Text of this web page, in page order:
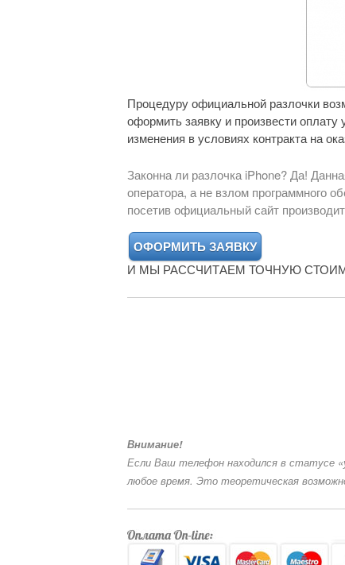
Процедуру официальной разлочки
оформить заявку и произвести
изменения в условиях контракта на
Законна ли разлочка iPhone? Да!
оператора, а не взлом программного
посетив официальный сайт
И МЫ РАССЧИТАЕМ ТОЧНУЮ
Внимание!
Если Ваш телефон находился в статусе
любое время. Это теоретическая